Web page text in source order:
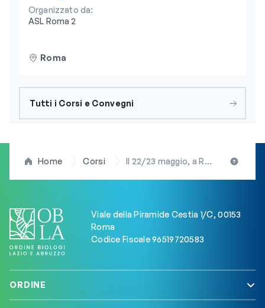
Organizzato da:
ASL Roma 2
Roma
Tutti i Corsi e Convegni
Home Corsi Il 22/23 maggio, a Roma, il corso ECM dell’OBLA “Diagnosi e trattamento dei disturbi della nutrizione e dell’alimentazione”
Viale della Piramide Cestia 1/C, 00153
Roma
Codice Fiscale 96519720583
ORDINE